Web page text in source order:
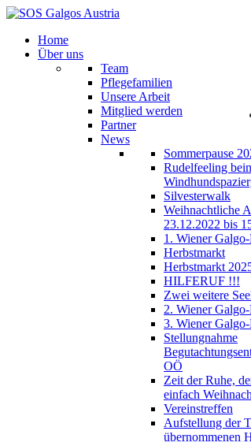
Home
Über uns
Team
Pflegefamilien
Unsere Arbeit
Mitglied werden
Partner
News
Sommerpause
Rudelfeeling
Silvesterwalk
Weihnachtliche
23.12.2022 bis
1. Wiener
Herbstmarkt
Herbstmarkt
HILFERUF !!!
Zwei weitere
2. Wiener
3. Wiener
Stellungnahme
OÖ
Zeit der Ruhe,
einfach
Vereinstreffen
Aufstellung der
übernommenen